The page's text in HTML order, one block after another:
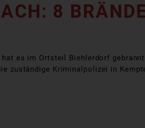
8
es im Ortsteil Biehlerdorf
zuständige Kriminalpolizei in